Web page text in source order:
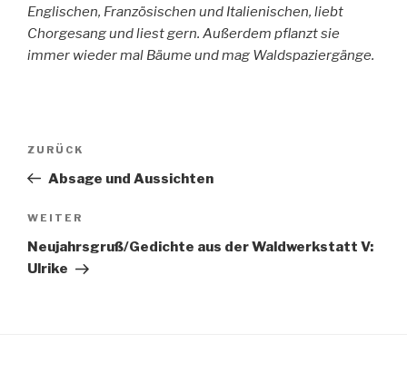
Englischen, Französischen und Italienischen, liebt
Chorgesang und liest gern. Außerdem pflanzt sie
immer wieder mal Bäume und mag Waldspaziergänge.
Beitragsnavigation
Vorheriger
Beitrag
ZURÜCK
Absage und Aussichten
Nächster
Beitrag
WEITER
Neujahrsgruß/Gedichte aus der Waldwerkstatt V:
Ulrike